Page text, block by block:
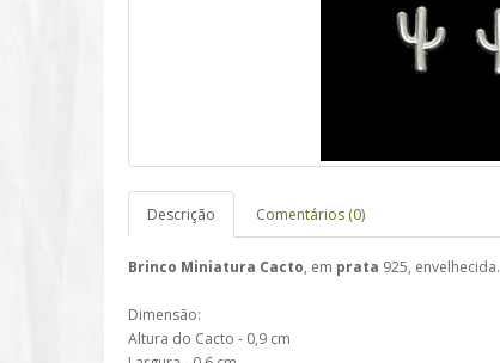
Descrição Comentários (0)
Brinco Miniatura Cacto, em prata 925, envelhecida.
Dimensão:
Altura do Cacto - 0,9 cm